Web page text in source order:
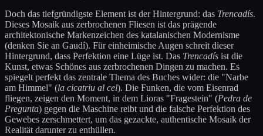
Doch das tiefgründigste Element ist der Hintergrund: das Trencadís.
Dieses Mosaik aus zerbrochenen Fliesen ist das prägende
architektonische Markenzeichen des katalanischen Modernisme
(denken Sie an Gaudí). Für einheimische Augen schreit dieser
Hintergrund, dass Perfektion eine Lüge ist. Das Trencadís ist die
Kunst, etwas Schönes aus zerbrochenen Dingen zu machen. Es
spiegelt perfekt das zentrale Thema des Buches wider: die "Narbe
am Himmel" (la cicatriu al cel). Die Funken, die vom Eisenrad
fliegen, zeigen den Moment, in dem Lioras "Fragestein" (Pedra de
Pregunta) gegen die Maschine reibt und die falsche Perfektion des
Gewebes zerschmettert, um das gezackte, authentische Mosaik der
Realität darunter zu enthüllen.